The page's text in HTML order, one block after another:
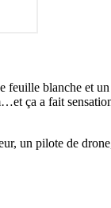
blanche et
ça a fait
un pilote de